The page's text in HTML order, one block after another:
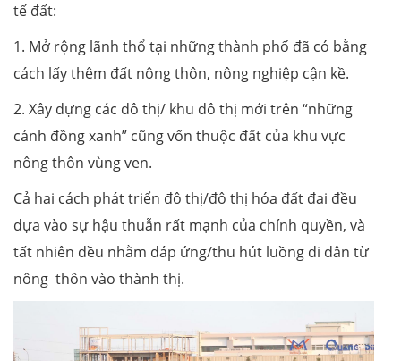
tế đất:
1. Mở rộng lãnh thổ tại những thành phố đã có bằng
cách lấy thêm đất nông thôn, nông nghiệp cận kề.
2. Xây dựng các đô thị/ khu đô thị mới trên “những
cánh đồng xanh” cũng vốn thuộc đất của khu vực
nông thôn vùng ven.
Cả hai cách phát triển đô thị/đô thị hóa đất đai đều
dựa vào sự hậu thuẫn rất mạnh của chính quyền, và
tất nhiên đều nhằm đáp ứng/thu hút luồng di dân từ
nông thôn vào thành thị.